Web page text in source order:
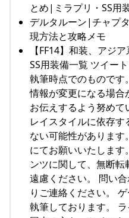
とめ|ミラプリ・SS用
デルタルーン|チャプ
現方法と攻略メモ
【FF14】和装、アジ
SS用装備一覧 ツイー
執筆時点でのものです
情報が変更になる場合
お伝えするよう努め
レイスタイルに依存
ない可能性がありま
にてお願いいたしま
ンツに関して、無断
遠慮ください。 問い
りご連絡ください。
執筆しております。